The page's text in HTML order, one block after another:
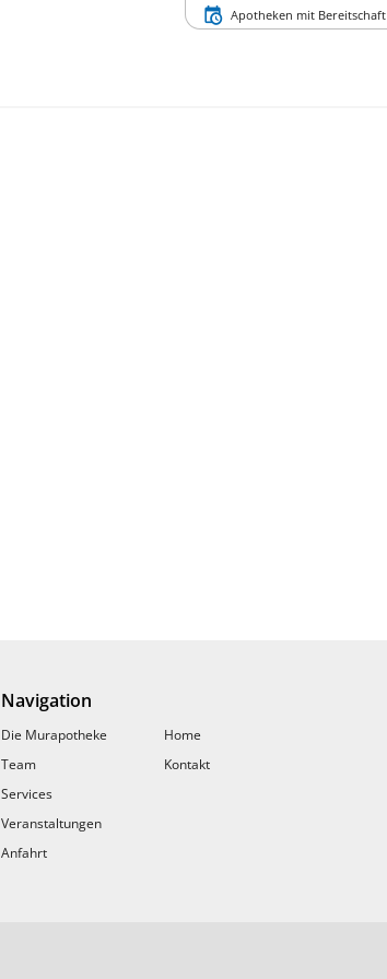
Apotheken mit Bereitschaft
Navigation
Die Murapotheke
Team
Services
Veranstaltungen
Anfahrt
Home
Kontakt